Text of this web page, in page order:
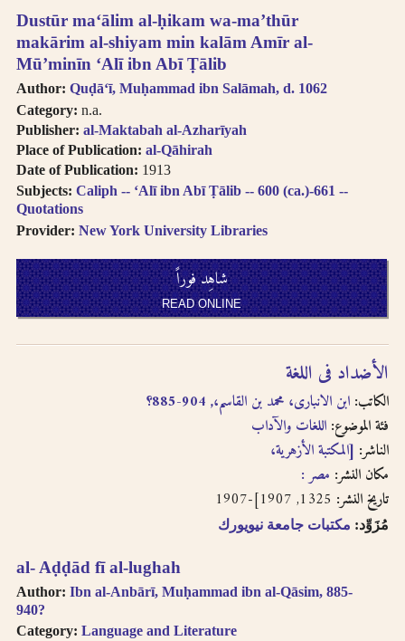
Diacritics on the
last letter of a word
are not included, i.e.
search for al-Kabir
not al-Kabiru.
Feminine
possessive suffix
appears as -
iyah and not as -
iyyah, i.e. search for
Hanafiyah.
Tanwīn al-Fatḥ is
transliteration as -
an, i.e. search for
khassatan.
written as -h for
(compound nouns).
Dustūr maʻālim al-ḥikam wa-maʼthūr
makārim al-shiyam min kalām Amīr al-
Mūʼminīn ʻAlī ibn Abī Ṭālib
Author: Quḍāʻī, Muḥammad ibn Salāmah, d. 1062
Category: n.a.
Publisher: al-Maktabah al-Azharīyah
Place of Publication: al-Qāhirah
Date of Publication: 1913
Subjects: Caliph -- ʻAlī ibn Abī Ṭālib -- 600 (ca.)-661 --
Quotations
Provider: New York University Libraries
شاهِد فوراً
READ ONLINE
al- Aḍḍād fī al-lughah
Author: Ibn al-Anbārī, Muḥammad ibn al-Qāsim, 885-
940?
Category: Language and Literature
الأضداد فى اللغة
الكاتب: ابن الانبارى، محمد بن القاسم،, 904-885؟
فئة الموضوع: اللغات والآداب
الناشر: [المكتبة الأزهرية،
مكان النشر: مصر :
تاريخ النشر:
مُزَوِّد: مكتبات جامعة نيويورك